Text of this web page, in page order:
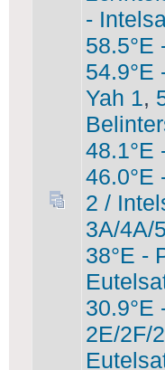
-
58.5°E
54.9°E
Yah 1,
48.1°E
46.0°E
2 /
3A/4A/
38°E -
30.9°E
2E/2F/